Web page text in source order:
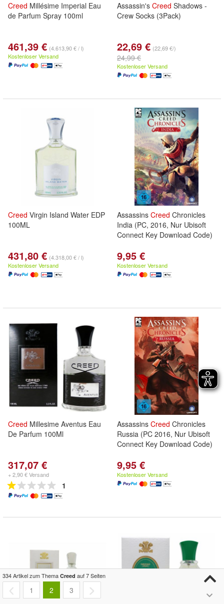
Creed Millésime Imperial Eau
de Parfum Spray 100ml
461,39 € (4.613,90 € / l)
Kostenloser Versand
Assassin's Creed Shadows -
Crew Socks (3Pack)
22,69 € (22,69 €/)
24,99 €
Kostenloser Versand
Creed Virgin Island Water EDP
100ML
431,80 € (4.318,00 € / l)
Kostenloser Versand
Assassins Creed Chronicles
India (PC, 2016, Nur Ubisoft
Connect Key Download Code)
9,95 €
Kostenloser Versand
Creed Millesime Aventus Eau
De Parfum 100Ml
317,07 €
+ 2,90 € Versand
1
Assassins Creed Chronicles
Russia (PC 2016, Nur Ubisoft
Connect Key Download Code)
9,95 €
Kostenloser Versand
334 Artikel zum Thema Creed auf 7 Seiten
1 2 3